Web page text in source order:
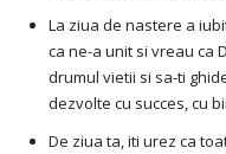
La ziua de nastere a
ca ne-a unit si vreau ca
drumul vietii si sa-ti
dezvolte cu succes, cu
De ziua ta, iti urez ca